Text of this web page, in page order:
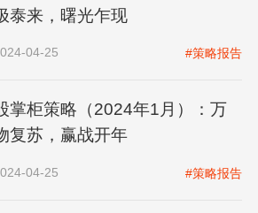
泰来，曙光乍现
04-25 #策略报告
掌柜策略（2024年1月）：万
复苏，赢战开年
04-25 #策略报告